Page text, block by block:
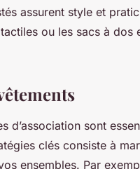
assurent style et
ou les sacs à dos
d’association sont
clés consiste à
ensembles. Par